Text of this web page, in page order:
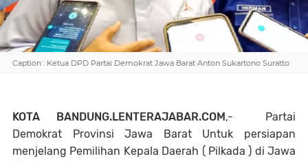
Caption : Ketua DPD Partai Demokrat Jawa Barat Anton Sukartono Suratto
KOTA BANDUNG.LENTERAJABAR.COM,- Partai
Demokrat Provinsi Jawa Barat Untuk persiapan
menjelang Pemilihan Kepala Daerah ( Pilkada ) di Jawa